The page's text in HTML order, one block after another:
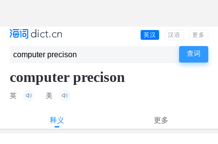
英汉 汉语 更多
computer precison
英 美
释义 更多